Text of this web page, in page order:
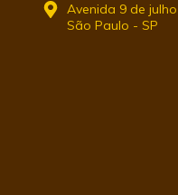
Avenida 9 de
São Paulo - SP